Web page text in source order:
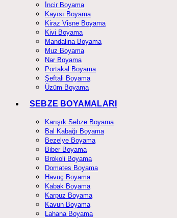
İncir Boyama
Kayısı Boyama
Kiraz Vişne Boyama
Kivi Boyama
Mandalina Boyama
Muz Boyama
Nar Boyama
Portakal Boyama
Şeftali Boyama
Üzüm Boyama
SEBZE BOYAMALARI
Karışık Sebze Boyama
Bal Kabağı Boyama
Bezelye Boyama
Biber Boyama
Brokoli Boyama
Domates Boyama
Havuç Boyama
Kabak Boyama
Karpuz Boyama
Kavun Boyama
Lahana Boyama